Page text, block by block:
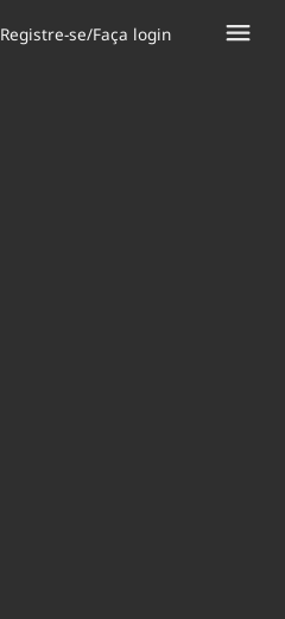
Registre-se/Faça login